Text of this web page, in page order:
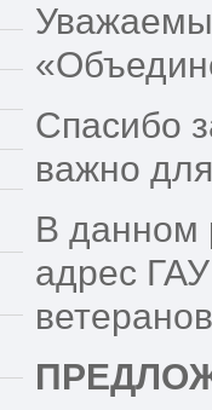
Спасибо
важно
В данном
адрес